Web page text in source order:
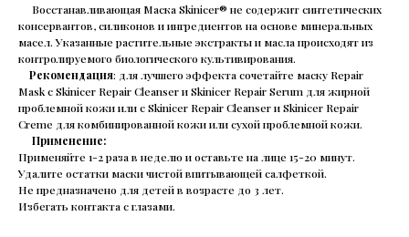
Восстанавливающая Маска Skinicer® не содержит синтетических
консервантов, силиконов и ингредиентов на основе минеральных
масел. Указанные растительные экстракты и масла происходят из
контролируемого биологического культивирования.
Рекомендация: для лучшего эффекта сочетайте маску Repair
Mask с Skinicer Repair Cleanser и Skinicer Repair Serum для жирной
проблемной кожи или с Skinicer Repair Cleanser и Skinicer Repair
Creme для комбинированной кожи или сухой проблемной кожи.
Применение:
Применяйте 1-2 раза в неделю и оставьте на лице 15-20 минут.
Удалите остатки маски чистой впитывающей салфеткой.
Не предназначено для детей в возрасте до 3 лет.
Избегать контакта с глазами.